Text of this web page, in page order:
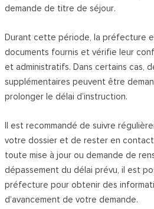
demande de titre de séjour.
Durant cette période, la préfecture
documents fournis et vérifie leur
et administratifs. Dans certains cas,
supplémentaires peuvent être
prolonger le délai d’instruction.
Il est recommandé de suivre
votre dossier et de rester en
toute mise à jour ou demande de
dépassement du délai prévu, il est
préfecture pour obtenir des
d’avancement de votre demande.